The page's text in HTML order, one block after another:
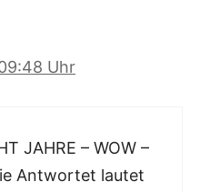
Uhr
JAHRE – WOW –
Antwortet lautet